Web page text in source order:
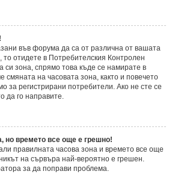
във форума да са от различна от вашата
то отидете в Потребителския Контролен
си зона, спрямо това къде се намирате в
на часовата зона, както и повечето
за регистрирани потребители. Ако не сте се
да го направите.
но времето все още е грешно!
правилната часова зона и времето все още
на сървъра най-вероятно е грешен.
за да поправи проблема.